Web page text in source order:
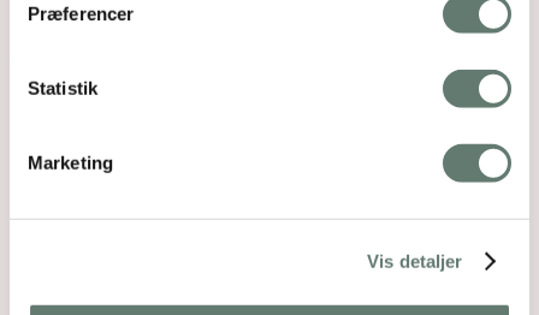
Præferencer
Statistik
Marketing
Vis detaljer